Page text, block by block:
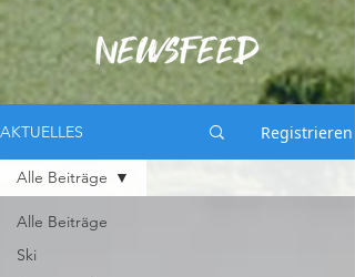
AKTUELLES Registrieren
Alle Beiträge
Ski
Alle Beiträge